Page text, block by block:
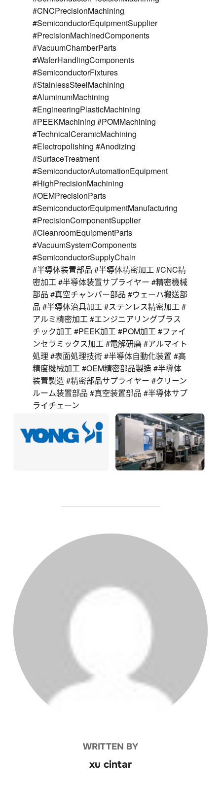
#CNCPrecisionMachining
#SemiconductorEquipmentSupplier
#PrecisionMachinedComponents
#VacuumChamberParts
#WaferHandlingComponents
#SemiconductorFixtures
#StainlessSteelMachining
#AluminumMachining
#EngineeringPlasticMachining
#PEEKMachining #POMMachining
#TechnicalCeramicMachining
#Electropolishing #Anodizing
#SurfaceTreatment
#SemiconductorAutomationEquipment
#HighPrecisionMachining
#OEMPrecisionParts
#SemiconductorEquipmentManufacturing
#PrecisionComponentSupplier
#CleanroomEquipmentParts
#VacuumSystemComponents
#SemiconductorSupplyChain
#半導体装置部品 #半導体精密加工 #CNC精
密加工 #半導体装置サプライヤー #精密機械
部品 #真空チャンバー部品 #ウェーハ搬送部
品 #半導体治具加工 #ステンレス精密加工 #
アルミ精密加工 #エンジニアリングプラス
チック加工 #PEEK加工 #POM加工 #ファイ
ンセラミックス加工 #電解研磨 #アルマイト
処理 #表面処理技術 #半導体自動化装置 #高
精度機械加工 #OEM精密部品製造 #半導体
装置製造 #精密部品サプライヤー #クリーン
ルーム装置部品 #真空装置部品 #半導体サプ
ライチェーン
POST AUTHOR
WRITTEN BY
xu cintar